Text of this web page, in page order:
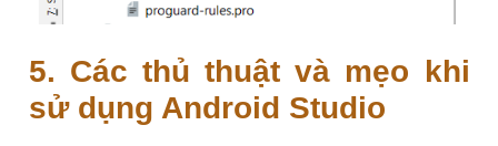
5. Các thủ thuật và mẹo khi
sử dụng Android Studio